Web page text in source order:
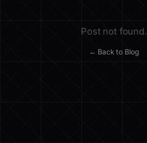
Post not found.
← Back to Blog